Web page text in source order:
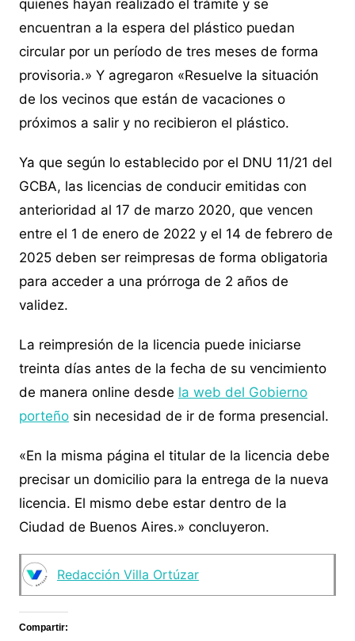
quienes hayan realizado el trámite y se
encuentran a la espera del plástico puedan
circular por un período de tres meses de forma
provisoria.» Y agregaron «Resuelve la situación
de los vecinos que están de vacaciones o
próximos a salir y no recibieron el plástico.
Ya que según lo establecido por el DNU 11/21 del
GCBA, las licencias de conducir emitidas con
anterioridad al 17 de marzo 2020, que vencen
entre el 1 de enero de 2022 y el 14 de febrero de
2025 deben ser reimpresas de forma obligatoria
para acceder a una prórroga de 2 años de
validez.
La reimpresión de la licencia puede iniciarse
treinta días antes de la fecha de su vencimiento
de manera online desde la web del Gobierno
porteñosin necesidad de ir de forma presencial.
«En la misma página el titular de la licencia debe
precisar un domicilio para la entrega de la nueva
licencia. El mismo debe estar dentro de la
Ciudad de Buenos Aires.» concluyeron.
Redacción Villa Ortúzar
Compartir: